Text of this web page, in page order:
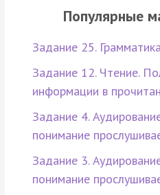
Популярные
Задание 25.
Задание 12. Чтение.
информации в
Задание 4.
понимание
Задание 3.
понимание